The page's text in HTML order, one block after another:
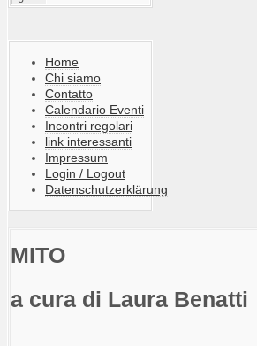
Home
Chi siamo
Contatto
Calendario Eventi
Incontri regolari
link interessanti
Impressum
Login / Logout
Datenschutzerklärung
MITO
a cura di Laura Benatti